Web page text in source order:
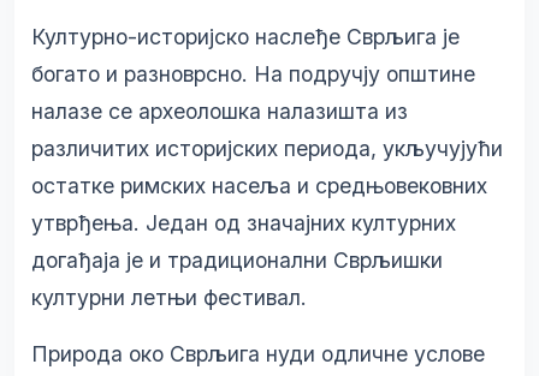
Културно-историјско наслеђе Сврљига је
богато и разноврсно. На подручју општине
налазе се археолошка налазишта из
различитих историјских периода, укључујући
остатке римских насеља и средњовековних
утврђења. Један од значајних културних
догађаја је и традиционални Сврљишки
културни летњи фестивал.
Природа око Сврљига нуди одличне услове